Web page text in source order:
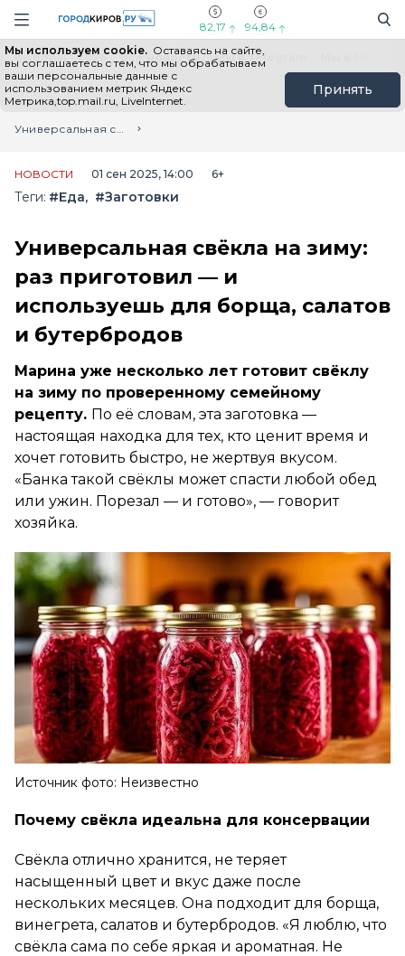
Навигация сайта
82,17 94,84
Мы используем cookie. Оставаясь на сайте,
вы соглашаетесь с тем, что мы обрабатываем
ваши персональные данные с
использованием метрик Яндекс
Метрика,top.mail.ru, LiveInternet.
Принять
Выборы - 2026 Все новости Мы в Telegram
Главная
Лента новостей
Универсальная свёкла на зиму: раз приготовил — и используешь для борща, салатов и бутербродов
НОВОСТИ 01 сен 2025, 14:00 6+
Теги: #Еда #Заготовки
Универсальная свёкла на зиму:
раз приготовил — и
используешь для борща, салатов
и бутербродов
Марина уже несколько лет готовит свёклу
на зиму по проверенному семейному
рецепту. По её словам, эта заготовка —
настоящая находка для тех, кто ценит время и
хочет готовить быстро, не жертвуя вкусом.
«Банка такой свёклы может спасти любой обед
или ужин. Порезал — и готово», — говорит
хозяйка.
Источник фото: Неизвестно
Почему свёкла идеальна для консервации
Свёкла отлично хранится, не теряет
насыщенный цвет и вкус даже после
нескольких месяцев. Она подходит для борща,
винегрета, салатов и бутербродов. «Я люблю, что
свёкла сама по себе яркая и ароматная. Не